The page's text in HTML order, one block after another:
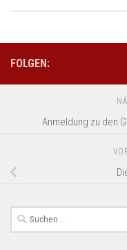
FOLGEN:
Anmeldung zu den
Suchen
nach: